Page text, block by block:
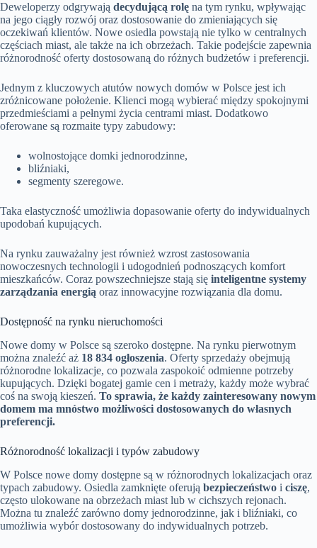
Deweloperzy odgrywają decydującą rolę na tym rynku, wpływając
na jego ciągły rozwój oraz dostosowanie do zmieniających się
oczekiwań klientów. Nowe osiedla powstają nie tylko w centralnych
częściach miast, ale także na ich obrzeżach. Takie podejście zapewnia
różnorodność oferty dostosowaną do różnych budżetów i preferencji.
Jednym z kluczowych atutów nowych domów w Polsce jest ich
zróżnicowane położenie. Klienci mogą wybierać między spokojnymi
przedmieściami a pełnymi życia centrami miast. Dodatkowo
oferowane są rozmaite typy zabudowy:
wolnostojące domki jednorodzinne,
bliźniaki,
segmenty szeregowe.
Taka elastyczność umożliwia dopasowanie oferty do indywidualnych
upodobań kupujących.
Na rynku zauważalny jest również wzrost zastosowania
nowoczesnych technologii i udogodnień podnoszących komfort
mieszkańców. Coraz powszechniejsze stają się inteligentne systemy
zarządzania energią oraz innowacyjne rozwiązania dla domu.
Dostępność na rynku nieruchomości
Nowe domy w Polsce są szeroko dostępne. Na rynku pierwotnym
można znaleźć aż 18 834 ogłoszenia. Oferty sprzedaży obejmują
różnorodne lokalizacje, co pozwala zaspokoić odmienne potrzeby
kupujących. Dzięki bogatej gamie cen i metraży, każdy może wybrać
coś na swoją kieszeń. To sprawia, że każdy zainteresowany nowym
domem ma mnóstwo możliwości dostosowanych do własnych
preferencji.
Różnorodność lokalizacji i typów zabudowy
W Polsce nowe domy dostępne są w różnorodnych lokalizacjach oraz
typach zabudowy. Osiedla zamknięte oferują bezpieczeństwo i ciszę,
często ulokowane na obrzeżach miast lub w cichszych rejonach.
Można tu znaleźć zarówno domy jednorodzinne, jak i bliźniaki, co
umożliwia wybór dostosowany do indywidualnych potrzeb.